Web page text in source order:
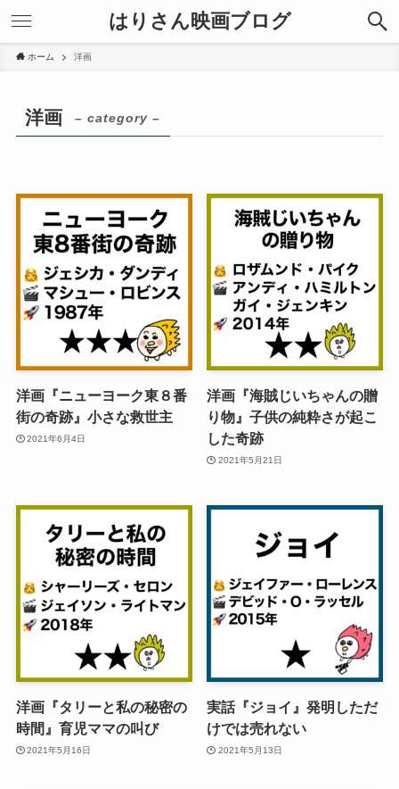
はりさん映画ブログ
ホーム 洋画
洋画 – category –
洋画『ニューヨーク東８番
街の奇跡』小さな救世主
2021年6月4日
洋画『海賊じいちゃんの贈
り物』子供の純粋さが起こ
した奇跡
2021年5月21日
洋画『タリーと私の秘密の
時間』育児ママの叫び
2021年5月16日
実話『ジョイ』発明しただ
けでは売れない
2021年5月13日